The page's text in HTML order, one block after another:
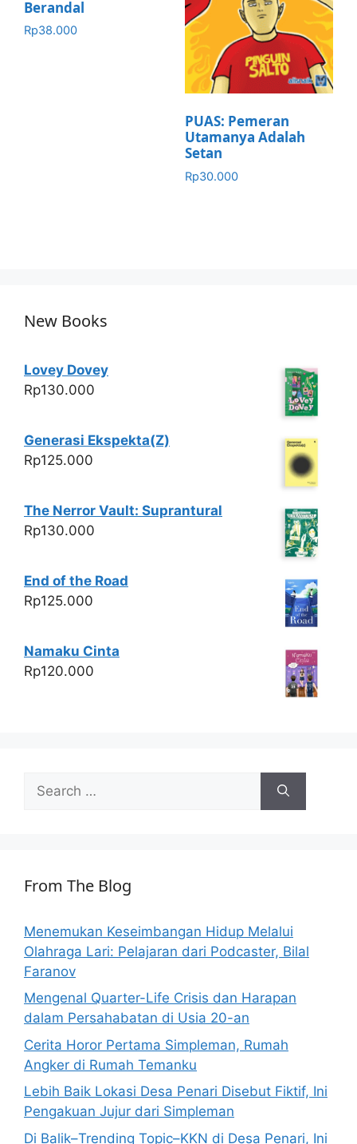
Berandal
Rp38.000
PUAS: Pemeran
Utamanya Adalah
Setan
Rp30.000
New Books
Lovey Dovey
Rp130.000
Generasi Ekspekta(Z)
Rp125.000
The Nerror Vault: Suprantural
Rp130.000
End of the Road
Rp125.000
Namaku Cinta
Rp120.000
for:
From The Blog
Menemukan Keseimbangan Hidup Melalui
Olahraga Lari: Pelajaran dari Podcaster, Bilal
Faranov
Mengenal Quarter-Life Crisis dan Harapan
dalam Persahabatan di Usia 20-an
Cerita Horor Pertama Simpleman, Rumah
Angker di Rumah Temanku
Lebih Baik Lokasi Desa Penari Disebut Fiktif, Ini
Pengakuan Jujur dari Simpleman
Di Balik–Trending Topic–KKN di Desa Penari, Ini